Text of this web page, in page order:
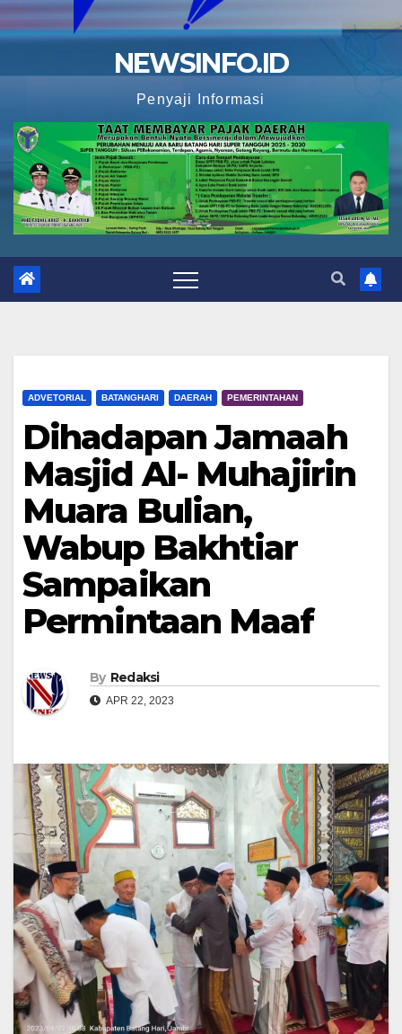
NEWSINFO.ID
Penyaji Informasi
ADVETORIAL BATANGHARI DAERAH PEMERINTAHAN
Dihadapan Jamaah
Masjid Al- Muhajirin
Muara Bulian,
Wabup Bakhtiar
Sampaikan
Permintaan Maaf
By Redaksi
APR 22, 2023